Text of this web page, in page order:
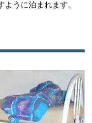
うに泊まれます。